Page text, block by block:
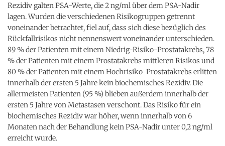
Rezidiv galten PSA-Werte, die 2 ng/ml über dem PSA-Nadir
lagen. Wurden die verschiedenen Risikogruppen getrennt
voneinander betrachtet, fiel auf, dass sich diese bezüglich des
Rückfallrisikos nicht nennenswert voneinander unterschieden.
89 % der Patienten mit einem Niedrig-Risiko-Prostatakrebs, 78
% der Patienten mit einem Prostatakrebs mittleren Risikos und
80 % der Patienten mit einem Hochrisiko-Prostatakrebs erlitten
innerhalb der ersten 5 Jahre kein biochemisches Rezidiv. Die
allermeisten Patienten (95 %) blieben außerdem innerhalb der
ersten 5 Jahre von Metastasen verschont. Das Risiko für ein
biochemisches Rezidiv war höher, wenn innerhalb von 6
Monaten nach der Behandlung kein PSA-Nadir unter 0,2 ng/ml
erreicht wurde.